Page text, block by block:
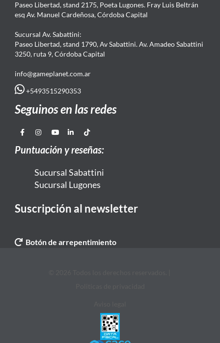
Paseo Libertad, stand 2175, Poeta Lugones. Fray Luis Beltrán
esq Av. Manuel Cardeñosa, Córdoba Capital
Sucursal Av. Sabattini:
Paseo Libertad, stand 1790, Av Sabattini. Av. Amadeo Sabattini
3250, ruta 9, Córdoba Capital
info@gameplanet.com.ar
+5493515290353
Seguinos en las redes
Puntuación y reseñas:
Sucursal Sabattini
Sucursal Lugones
Suscripción al newsletter
Botón de arrepentimiento